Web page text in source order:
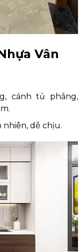
Vân
cánh tủ phẳng,
nhiên, dễ chịu.